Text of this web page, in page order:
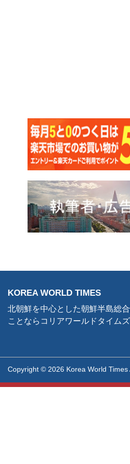
KOREA WORLD TIMES
北朝鮮を中心とした朝鮮半島総
ことならコリアワールドタイムズ
Copyright © 2026 Korea World Times